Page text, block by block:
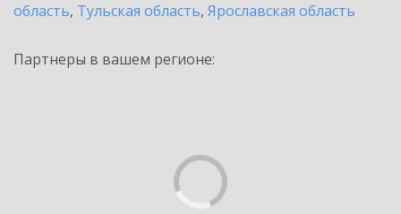
область, Тульская область, Ярославская область
Партнеры в вашем регионе: